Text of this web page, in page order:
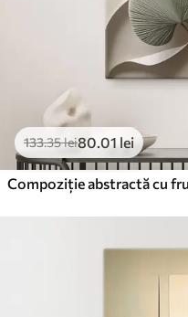
133.35lei80.01 lei
Compoziție abstractă cu